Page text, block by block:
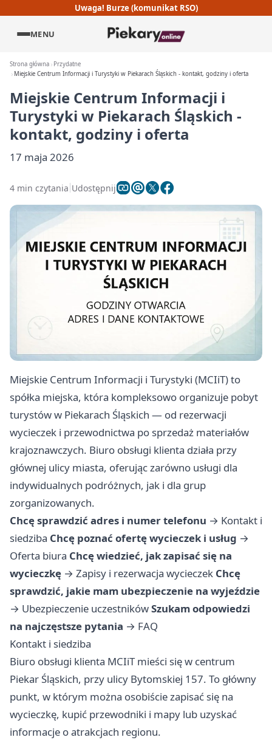
Uwaga! Burze (komunikat RSO)
MENU
Strona główna
Przydatne
Miejskie Centrum Informacji i Turystyki w Piekarach Śląskich - kontakt, godziny i oferta
Miejskie Centrum Informacji i
Turystyki w Piekarach Śląskich -
kontakt, godziny i oferta
17 maja 2026
4 min czytania Udostępnij
Miejskie Centrum Informacji i Turystyki (MCIiT) to
spółka miejska, która kompleksowo organizuje pobyt
turystów w Piekarach Śląskich — od rezerwacji
wycieczek i przewodnictwa po sprzedaż materiałów
krajoznawczych. Biuro obsługi klienta działa przy
głównej ulicy miasta, oferując zarówno usługi dla
indywidualnych podróżnych, jak i dla grup
zorganizowanych.
Chcę sprawdzić adres i numer telefonu → Kontakt i
siedziba Chcę poznać ofertę wycieczek i usług →
Oferta biura Chcę wiedzieć, jak zapisać się na
wycieczkę → Zapisy i rezerwacja wycieczek Chcę
sprawdzić, jakie mam ubezpieczenie na wyjeździe
→ Ubezpieczenie uczestnikówSzukam odpowiedzi
na najczęstsze pytania → FAQ
Kontakt i siedziba
Biuro obsługi klienta MCIiT mieści się w centrum
Piekar Śląskich, przy ulicy Bytomskiej 157. To główny
punkt, w którym można osobiście zapisać się na
wycieczkę, kupić przewodniki i mapy lub uzyskać
informacje o atrakcjach regionu.